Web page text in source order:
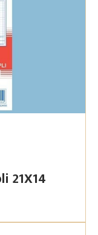
Carnet Facturier Dupli 21X14